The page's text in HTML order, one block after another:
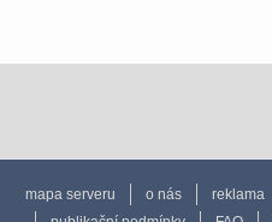
mapa serveru o nás reklama